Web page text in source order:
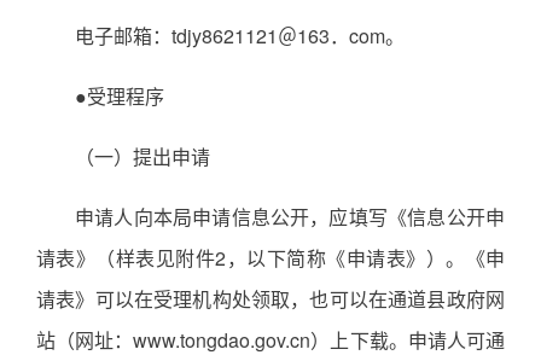
电子邮箱：tdjy8621121＠163．com。
●受理程序
（一）提出申请
申请人向本局申请信息公开，应填写《信息公开申
请表》（样表见附件2，以下简称《申请表》）。《申
请表》可以在受理机构处领取，也可以在通道县政府网
站（网址：www.tongdao.gov.cn）上下载。申请人可通